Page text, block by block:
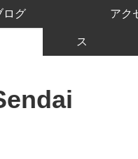
グ アク
ス